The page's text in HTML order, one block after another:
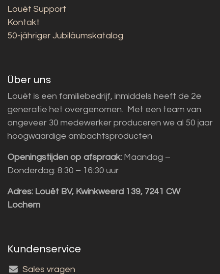
Louët Support
Kontakt
50-jähriger Jubiläumskatalog
Über uns
Louët is een familiebedrijf, inmiddels heeft de 2e
generatie het overgenomen. Met een team van
ongeveer 30 medewerker produceren we al 50 jaar
hoogwaardige ambachtsproducten
Openingstijden op afspraak: Maandag –
Donderdag: 8:30 – 16:30 uur
Adres: Louët BV, Kwinkweerd 139, 7241 CW
Lochem
Kundenservice
Sales vragen